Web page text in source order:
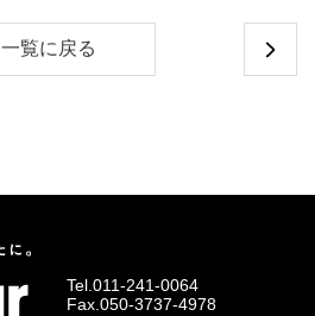
一覧に戻る
Tel.011-241-0064
Fax.050-3737-4978